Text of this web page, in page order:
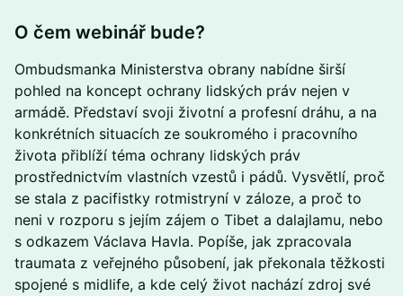
​O čem webinář bude?
Ombudsmanka Ministerstva obrany nabídne širší
pohled na koncept ochrany lidských práv nejen v
armádě. Představí svoji životní a profesní dráhu, a na
konkrétních situacích ze soukromého i pracovního
života přiblíží téma ochrany lidských práv
prostřednictvím vlastních vzestů i pádů. Vysvětlí, proč
se stala z pacifistky rotmistryní v záloze, a proč to
neni v rozporu s jejím zájem o Tibet a dalajlamu, nebo
s odkazem Václava Havla. Popíše, jak zpracovala
traumata z veřejného působení, jak překonala těžkosti
spojené s midlife, a kde celý život nachází zdroj své